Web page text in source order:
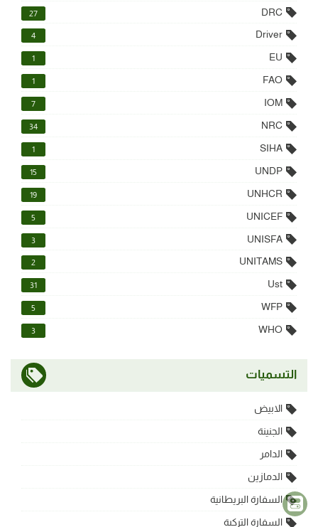
DRC
27
Driver
4
EU
1
FAO
1
IOM
7
NRC
34
SIHA
1
UNDP
15
UNHCR
19
UNICEF
5
UNISFA
3
UNITAMS
2
Ust
31
WFP
5
WHO
3
التسميات
الابيض
الجنينة
الدامر
الدمازين
السفارة البريطانية
السفارة التركية